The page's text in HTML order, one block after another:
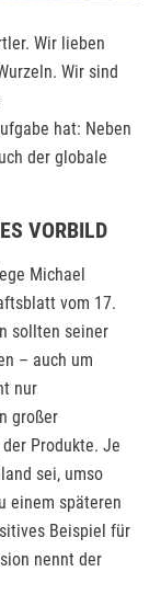
Wir lieben
Wir sind
hat: Neben
der globale
VORBILD
Michael
vom 17.
sollten seiner
– auch um
nur
großer
Produkte. Je
sei, umso
einem späteren
Beispiel für
nennt der